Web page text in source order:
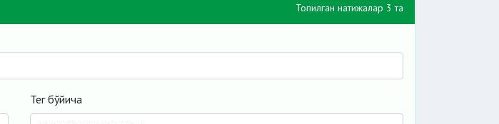
Топилган натижалар 3 та
Тег бўйича